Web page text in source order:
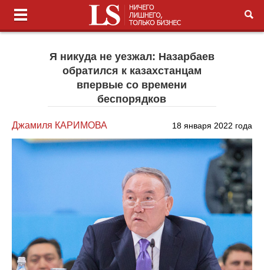
Я никуда не уезжал: Назарбаев
обратился к казахстанцам
впервые со времени
беспорядков
Джамиля КАРИМОВА 18 января 2022 года